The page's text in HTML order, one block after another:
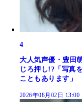
4
大人気声優・豊田
じろ押し!?「写真
こともあります」
2026年08月02日 13:00